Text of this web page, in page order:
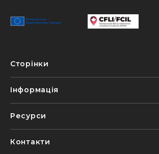
Сторінки
Інформація
Ресурси
Контакти